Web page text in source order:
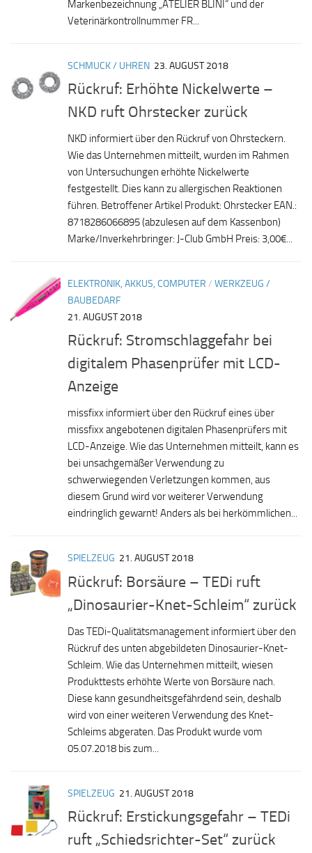
Markenbezeichnung „ATELIER BLINI“ und der
Veterinärkontrollnummer FR...
SCHMUCK / UHREN 23. AUGUST 2018
Rückruf: Erhöhte Nickelwerte –
NKD ruft Ohrstecker zurück
NKD informiert über den Rückruf von Ohrsteckern.
Wie das Unternehmen mitteilt, wurden im Rahmen
von Untersuchungen erhöhte Nickelwerte
festgestellt. Dies kann zu allergischen Reaktionen
führen. Betroffener Artikel Produkt: Ohrstecker EAN.:
8718286066895 (abzulesen auf dem Kassenbon)
Marke/Inverkehrbringer: J-Club GmbH Preis: 3,00€...
ELEKTRONIK, AKKUS, COMPUTER / WERKZEUG /
BAUBEDARF
21. AUGUST 2018
Rückruf: Stromschlaggefahr bei
digitalem Phasenprüfer mit LCD-
Anzeige
missfixx informiert über den Rückruf eines über
missfixx angebotenen digitalen Phasenprüfers mit
LCD-Anzeige. Wie das Unternehmen mitteilt, kann es
bei unsachgemäßer Verwendung zu
schwerwiegenden Verletzungen kommen, aus
diesem Grund wird vor weiterer Verwendung
eindringlich gewarnt! Anders als bei herkömmlichen...
SPIELZEUG 21. AUGUST 2018
Rückruf: Borsäure – TEDi ruft
„Dinosaurier-Knet-Schleim“ zurück
Das TEDi-Qualitätsmanagement informiert über den
Rückruf des unten abgebildeten Dinosaurier-Knet-
Schleim. Wie das Unternehmen mitteilt, wiesen
Produkttests erhöhte Werte von Borsäure nach.
Diese kann gesundheitsgefährdend sein, deshalb
wird von einer weiteren Verwendung des Knet-
Schleims abgeraten. Das Produkt wurde vom
05.07.2018 bis zum...
SPIELZEUG 21. AUGUST 2018
Rückruf: Erstickungsgefahr – TEDi
ruft „Schiedsrichter-Set“ zurück